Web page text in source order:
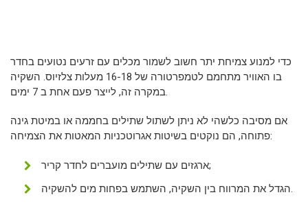
כדי למנוע צמיחת יתר חשוב לשמור מכלים עם זרעים נטועים בחדר
בו האוויר מתחמם לטמפרטורה של 16-18 מעלות צלזיוס. השקיה
במקרה זה, לייצר פעם אחת ב 7 ימים.
אם מסיבה כלשהי לא ניתן לשתול שתילים בחממה או במיטת גינה
פתוחה, הם נוקטים בשיטות אגרוטכניות המאטות את הצמיחה:
ארגזים עם שתילים מועברים לחדר קריר;
הגדל את המרווח בין השקיה, השתמש בפחות מים להשקיה.